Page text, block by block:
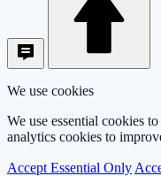
We use cookies
We use essential cookies
analytics cookies to
Accept Essential Only